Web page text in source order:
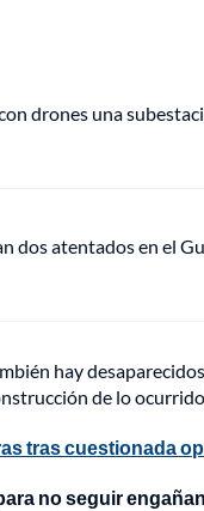
drones una
dos atentados en el
hay
de lo
tras cuestionada
no seguir